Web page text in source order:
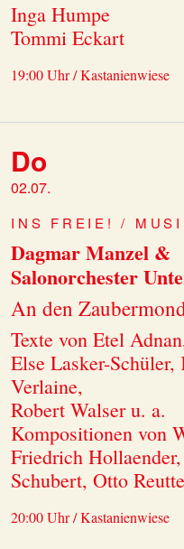
Inga Humpe
Tommi Eckart
19:00 Uhr / Kastanienwiese
Do
02.07.
INS FREIE! /
Dagmar Manzel &
Salonorchester
An den
Texte von Etel
Else Lasker-
Verlaine,
Robert Walser u. a.
Kompositionen von
Friedrich
Schubert, Otto
20:00 Uhr / Kastanienwiese